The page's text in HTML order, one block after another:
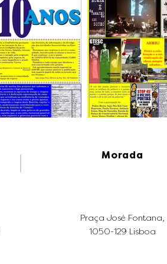
Morada
Praça José Fontana,
1050-129 Lisboa